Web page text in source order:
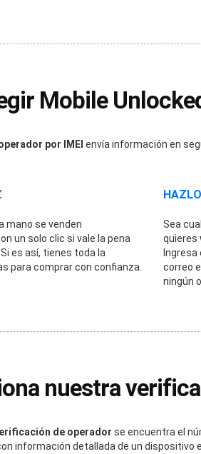
Mobile
por IMEI envía información en
mano se venden
un solo clic si vale la pena
es así, tienes toda la
para comprar con confianza.
Sea
quieres
Ingresa
correo
ningún
nuestra
de operador se encuentra el
información detallada de un